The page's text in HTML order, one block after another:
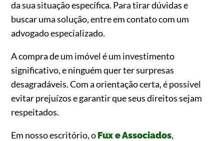
da sua situação específica. Para tirar dúvidas e
buscar uma solução, entre em contato com um
advogado especializado.
A compra de um imóvel é um investimento
significativo, e ninguém quer ter surpresas
desagradáveis. Com a orientação certa, é possível
evitar prejuízos e garantir que seus direitos sejam
respeitados.
Em nosso escritório, oFux e Associados,